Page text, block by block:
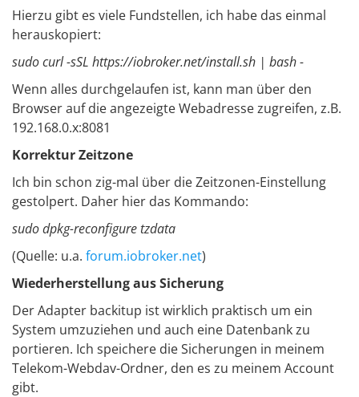
Hierzu gibt es viele Fundstellen, ich habe das einmal
herauskopiert:
sudo curl -sSL https://iobroker.net/install.sh | bash -
Wenn alles durchgelaufen ist, kann man über den
Browser auf die angezeigte Webadresse zugreifen, z.B.
192.168.0.x:8081
Korrektur Zeitzone
Ich bin schon zig-mal über die Zeitzonen-Einstellung
gestolpert. Daher hier das Kommando:
sudo dpkg-reconfigure tzdata
(Quelle: u.a. forum.iobroker.net)
Wiederherstellung aus Sicherung
Der Adapter backitup ist wirklich praktisch um ein
System umzuziehen und auch eine Datenbank zu
portieren. Ich speichere die Sicherungen in meinem
Telekom-Webdav-Ordner, den es zu meinem Account
gibt.